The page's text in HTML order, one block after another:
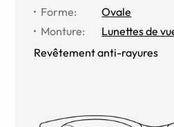
Forme:
Ovale
Monture:
Lunettes de
Revêtement anti-rayures